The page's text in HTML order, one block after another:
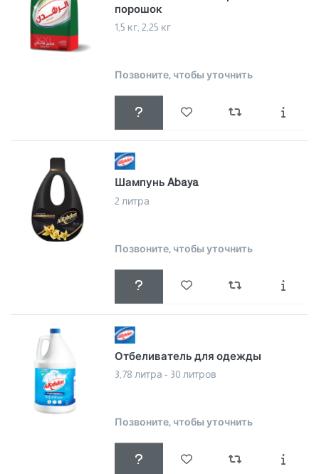
порошок
1,5 кг, 2,25 кг
Позвоните, чтобы уточнить
Шампунь Abaya
2 литра
Позвоните, чтобы уточнить
Отбеливатель для одежды
3,78 литра - 30 литров
Позвоните, чтобы уточнить